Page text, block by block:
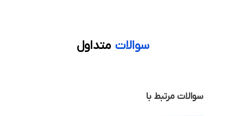
سوالات متداول
سوالات مرتبط با